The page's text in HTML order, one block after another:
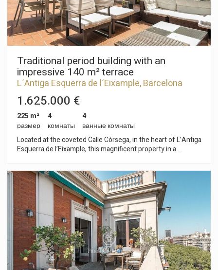
Traditional period building with an
impressive 140 m² terrace
L´Antiga Esquerra de l´Eixample, Barcelona
Ciudad
1.625.000 €
225 m²
размер
4
комнаты
4
ванные комнаты
Located at the coveted Calle Còrsega, in the heart of L’Antiga
Esquerra de l’Eixample, this magnificent property in a
balances contemporary comfort with its high-value original
features, such as high ceilings with handcrafted moldings,
carved woodwork, and acid-etched stained glass. The
apartment is equipped with radiator heating, four air
conditioning units, an integrated alarm system, and the great
added value of one parking space included in the immediate
vicinity of the building. Its layout masterfully separates the
day and night areas through an imposing entrance hall. The
left wing features a spacious and bright living-dining room
that flows into a glazed gallery, a large eat-in kitchen with a